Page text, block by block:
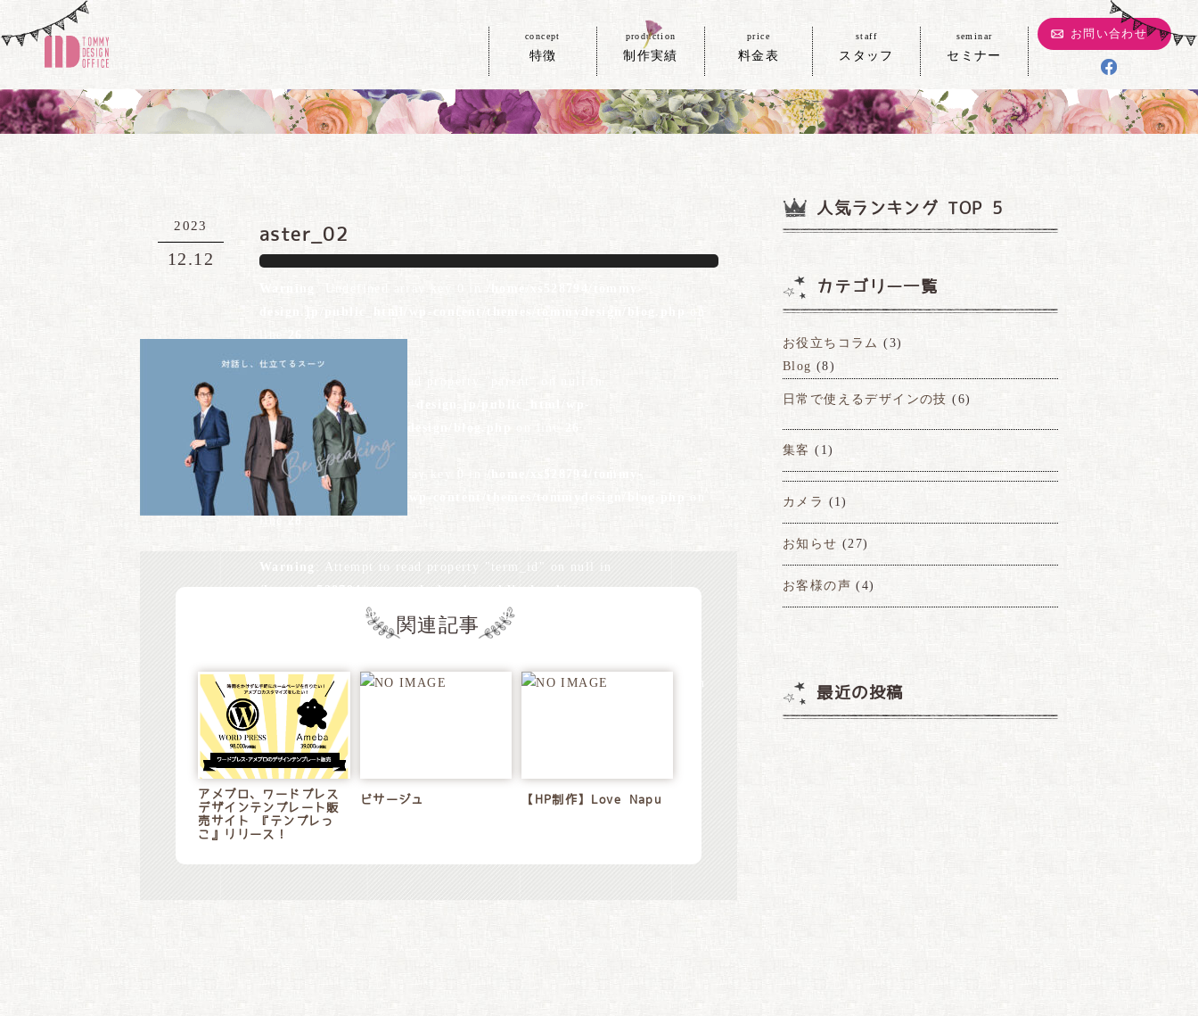
お問い合わせ
concept
特徴
production
制作実績
price
料金表
staff
スタッフ
seminar
セミナー
2023
12.12
aster_02
: Attempt to read property "parent" on null in
/home/xs528794/tommy-design.jp/public_html/wp-
content/themes/tommydesign/blog.php
Warning : Undefined array key 0 in
design.jp/public_html/wp-content/themes/tommydesign/blog.php
Warning
: Attempt to read property "term_id" on null in
/home/xs528794/tommy-design.jp/public_html/wp-
content/themes/tommydesign/blog.phpon line
design.jp/public_html/wp-content/themes/tommydesign/blog.php
on
line
28
Warning: Attempt to read property "name" on null in
/home/xs528794/tommy-design.jp/public_html/wp-
content/themes/tommydesign/blog.php
on line 28
関連記事
アメブロ、ワードプレス
デザインテンプレート販
売サイト 『テンプレっ
こ』リリース！
ビサージュ 【HP制作】Love Napu
人気ランキング TOP 5
カテゴリー一覧
お役立ちコラム (3)
Blog (8)
日常で使えるデザインの技 (6)
集客 (1)
カメラ (1)
お知らせ (27)
お客様の声 (4)
最近の投稿